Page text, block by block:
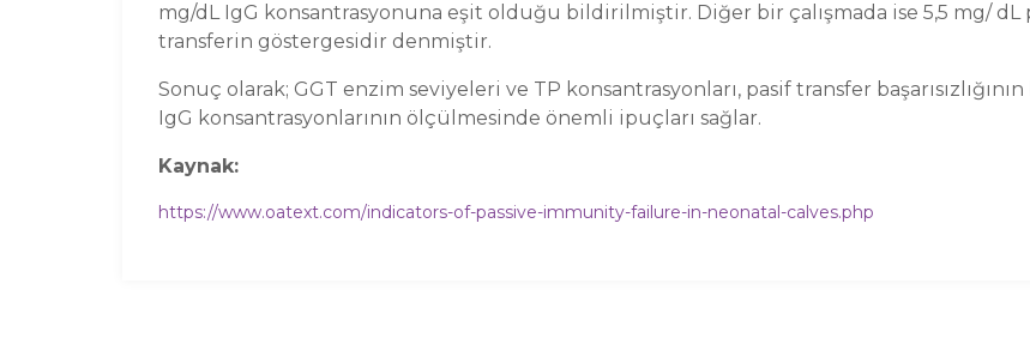
mg/dL IgG konsantrasyonuna eşit olduğu bildirilmiştir. Diğer bir çalışmada ise 5,5 mg/ dL
transferin göstergesidir denmiştir.
Sonuç olarak; GGT enzim seviyeleri ve TP konsantrasyonları, pasif transfer
IgG konsantrasyonlarının ölçülmesinde önemli ipuçları sağlar.
Kaynak:
https://www.oatext.com/indicators-of-passive-immunity-failure-in-neonatal-calves.php